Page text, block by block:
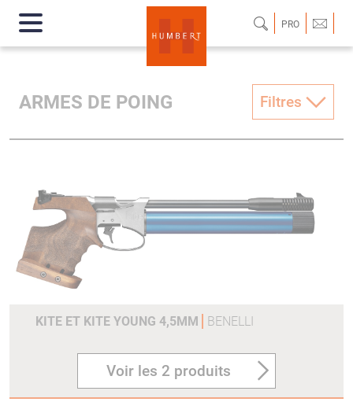
PRO
ARMES DE POING Filtres
KITE ET KITE YOUNG 4,5MM BENELLI
Voir les 2 produits